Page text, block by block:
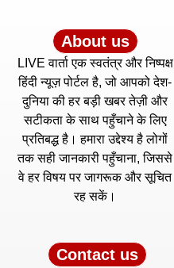
About us
LIVE वार्ता एक स्वतंत्र और निष्पक्ष
हिंदी न्यूज़ पोर्टल है, जो आपको देश-
दुनिया की हर बड़ी खबर तेज़ी और
सटीकता के साथ पहुँचाने के लिए
प्रतिबद्ध है। हमारा उद्देश्य है लोगों
तक सही जानकारी पहुँचाना, जिससे
वे हर विषय पर जागरूक और सूचित
रह सकें।
Contact us